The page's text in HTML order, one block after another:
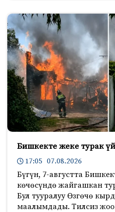
Бишкекте жеке турак
17:05 07.08.2026
Бүгүн, 7-августта
көчөсүндө жайгашкан
Бул тууралуу Өзгөчө
маалымдады. Тилсиз